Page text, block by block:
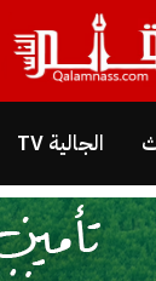
الجالية TV